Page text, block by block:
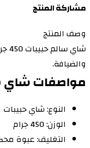
مشاركة المنتج
وصف المنتج
والضيافة.
مواصفات شاي
النوع: شاي حبيبات
الوزن: 450 جرام
التغليف: عبوة